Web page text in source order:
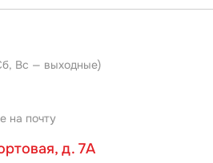
Вс — выходные)
на почту
д. 7А